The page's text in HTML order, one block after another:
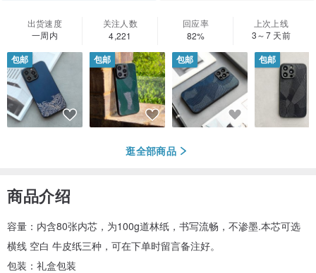
出货速度
一周内
关注人数
4,221
回应率
82%
上次上线
3～7 天前
包邮 包邮 包邮 包邮
逛全部商品
商品介绍
容量：内含80张内芯，为100g道林纸，书写流畅，不渗墨.本芯可选
横线 空白 牛皮纸三种，可在下单时留言备注好。
包装：礼盒包装